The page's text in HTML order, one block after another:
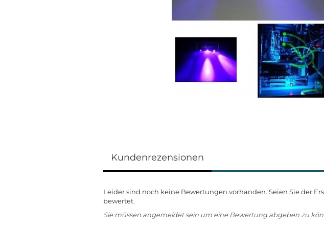
Kundenrezensionen
Leider sind noch keine Bewertungen vorhanden. Seien Sie der
bewertet.
Sie müssen angemeldet sein um eine Bewertung abgeben zu